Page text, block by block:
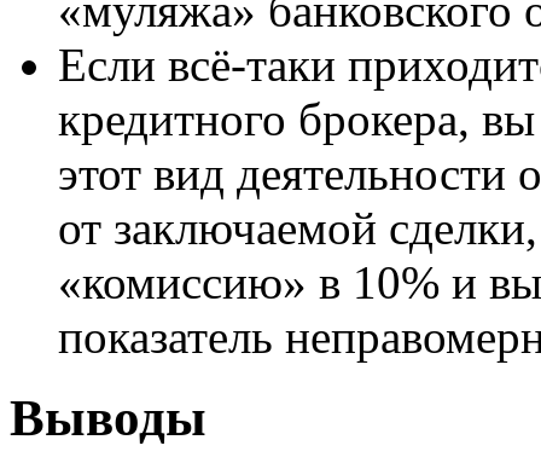
«муляжа» банковского
Если всё-таки
кредитного брокера,
этот вид деятельности
от заключаемой
«комиссию» в 10% и
показатель
Выводы